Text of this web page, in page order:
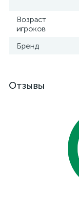
Возраст
игроков
Бренд
Отзывы